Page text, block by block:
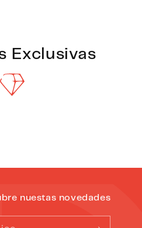
Exclusivas
nuestas novedades